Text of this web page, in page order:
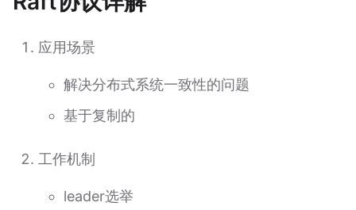
应用场景
解决分布式系统一致性的问题
基于复制的
工作机制
leader选举